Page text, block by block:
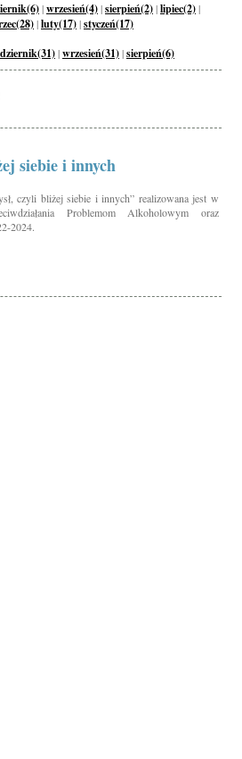
|wrzesień(4)|sierpień(2)|lipiec(2)|
|luty(17)|styczeń(17)
|wrzesień(31)|sierpień(6)
siebie i innych
czyli bliżej siebie i innych” realizowana jest w
Problemom Alkoholowym oraz
2024.